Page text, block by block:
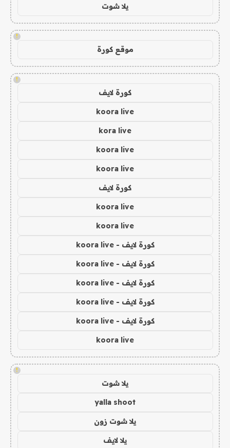
يلا شوت
!
موقع كورة
!
كورة لايف
koora live
kora live
koora live
koora live
كورة لايف
koora live
koora live
كورة لايف - koora live
كورة لايف - koora live
كورة لايف - koora live
كورة لايف - koora live
كورة لايف - koora live
koora live
!
يلا شوت
yalla shoot
يلا شوت زون
يلا لايف